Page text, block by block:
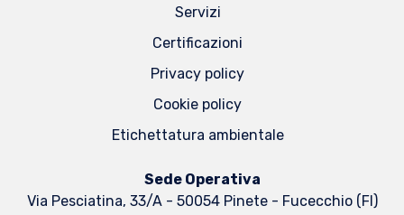
Servizi
Certificazioni
Privacy policy
Cookie policy
Etichettatura ambientale
Sede Operativa
Via Pesciatina, 33/A - 50054 Pinete - Fucecchio (FI)